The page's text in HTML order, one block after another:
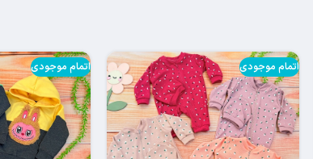
اتمام موجودی اتمام موجودی